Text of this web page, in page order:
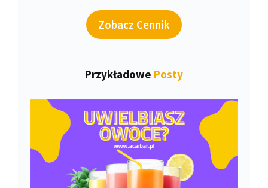
Zobacz Cennik
Przykładowe Posty